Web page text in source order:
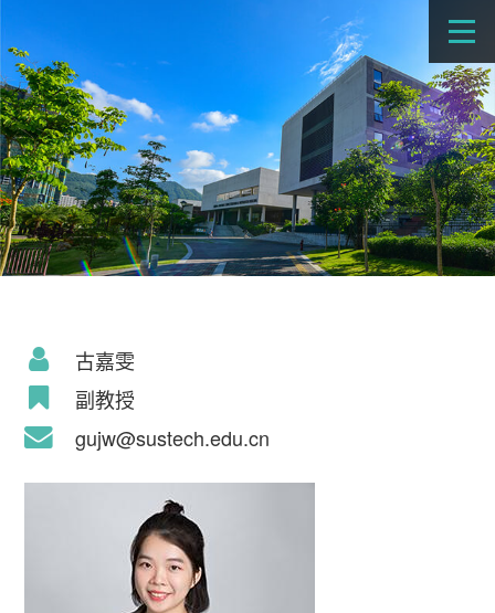
古嘉雯
副教授
gujw@sustech.edu.cn